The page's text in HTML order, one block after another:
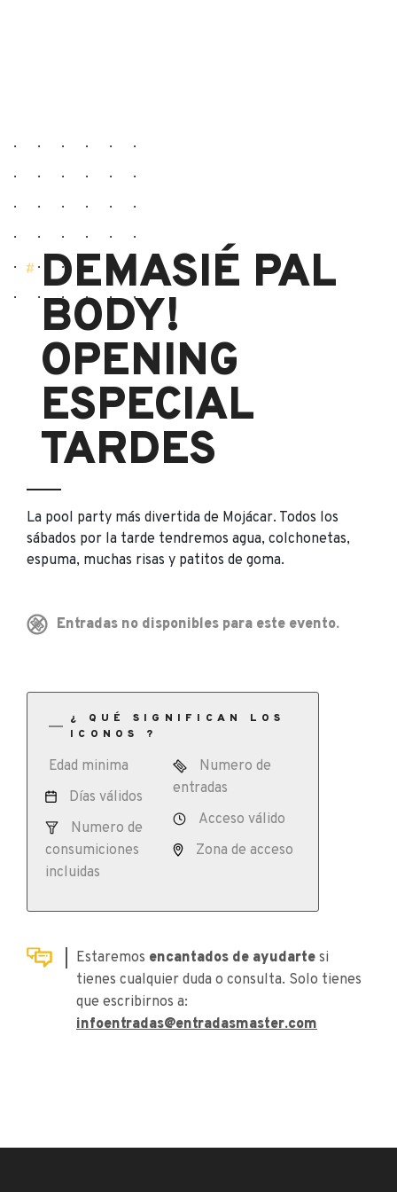
DEMASIÉ PAL
BODY!
OPENING
ESPECIAL
TARDES
La pool party más divertida de Mojácar. Todos los
sábados por la tarde tendremos agua, colchonetas,
espuma, muchas risas y patitos de goma.
Entradas no disponibles para este evento.
¿ QUÉ SIGNIFICAN LOS
ICONOS ?
Edad minima
Días válidos
Numero de
consumiciones
incluidas
Numero de
entradas
Acceso válido
Zona de acceso
Estaremos encantados de ayudarte si
tienes cualquier duda o consulta. Solo tienes
que escribirnos a:
infoentradas@entradasmaster.com